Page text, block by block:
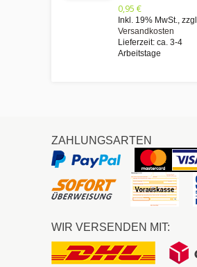
0,95 €
Inkl. 19% MwSt. zzgl.
Versandkosten
Lieferzeit: ca. 3-4
Arbeitstage
ZAHLUNGSARTEN
WIR VERSENDEN MIT: